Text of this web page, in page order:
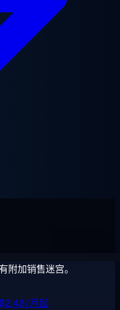
附加销售迷宫。
$2.48/月起